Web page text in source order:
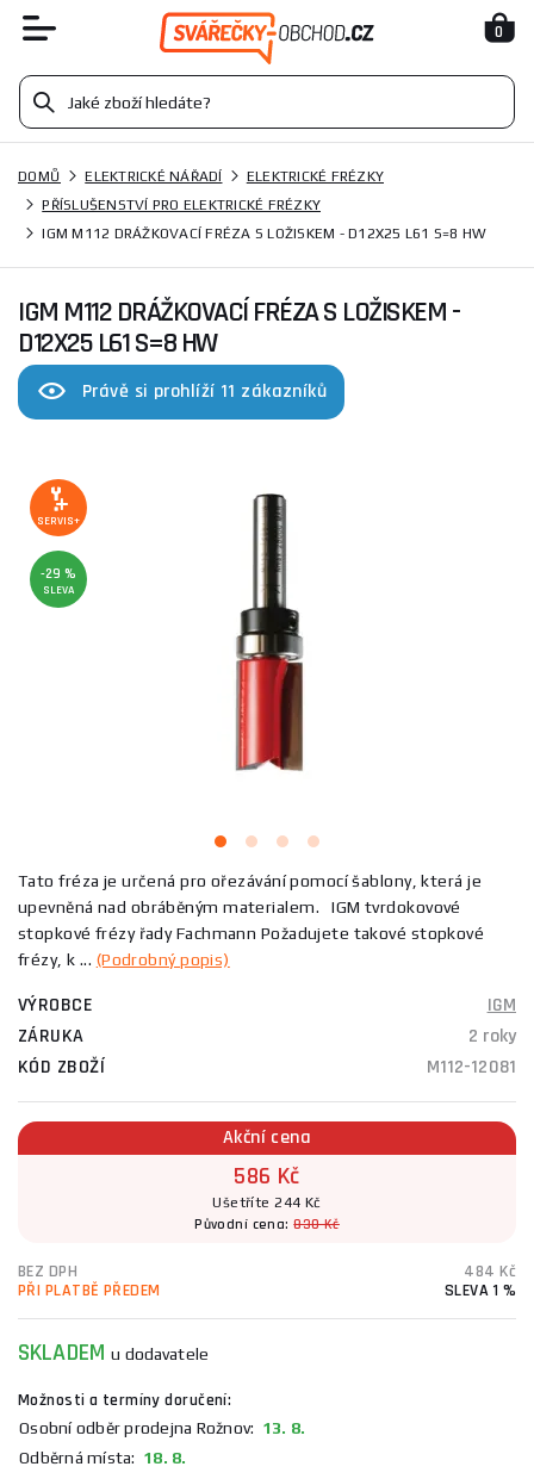
0
DOMŮ ELEKTRICKÉ NÁŘADÍ
ELEKTRICKÉ FRÉZKY
PŘÍSLUŠENSTVÍ PRO ELEKTRICKÉ FRÉZKY
IGM M112 DRÁŽKOVACÍ FRÉZA S LOŽISKEM - D12X25 L61 S=8 HW
IGM M112 DRÁŽKOVACÍ FRÉZA S LOŽISKEM -
D12X25 L61 S=8 HW
Právě si prohlíží 11 zákazníků
SERVIS+
-29 %
SLEVA
Tato fréza je určená pro ořezávání pomocí šablony, která je
upevněná nad obráběným materialem. IGM tvrdokovové
stopkové frézy řady Fachmann Požadujete takové stopkové
frézy, k ... (Podrobný popis)
VÝROBCE
IGM
ZÁRUKA
2 roky
KÓD ZBOŽÍ
M112-12081
Akční cena
586 Kč
Ušetříte 244 Kč
Původní cena:830 Kč
BEZ DPH
484 Kč
PŘI PLATBĚ PŘEDEM
SLEVA 1 %
SKLADEMu dodavatele
Možnosti a termíny doručení:
Osobní odběr prodejna Rožnov: 13. 8.
Odběrná místa: 18. 8.